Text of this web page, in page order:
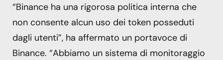
“Binance ha una rigorosa politica interna che
non consente alcun uso dei token posseduti
dagli utenti”, ha affermato un portavoce di
Binance. “Abbiamo un sistema di monitoraggio